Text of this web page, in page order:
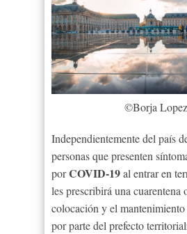
©Borja Lopez
Independientemente del país
personas que presenten
porCOVID-19al entrar en
les prescribirá una cuarentena
colocación y el
por parte del prefecto